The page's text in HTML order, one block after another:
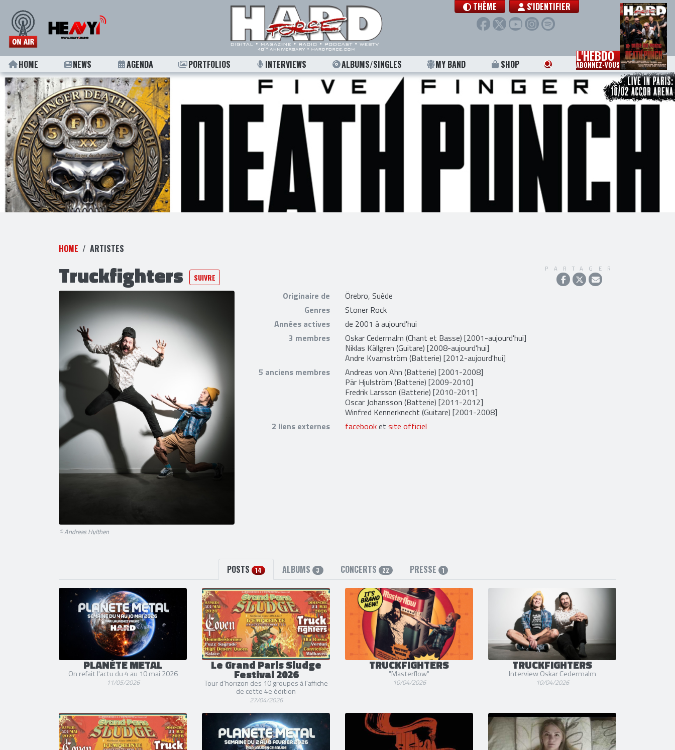
THÈME S'IDENTIFIER
HOME NEWS AGENDA PORTFOLIOS INTERVIEWS ALBUMS/SINGLES MY BAND SHOP L'HEBDO
ABONNEZ-VOUS
HOME ARTISTES
Truckfighters SUIVRE
PARTAGER
© Andreas Hylthen
Originaire de
Örebro, Suède
Genres
Stoner Rock
Années actives
de 2001 à aujourd'hui
3 membres
Oskar Cedermalm (Chant et Basse) [2001-aujourd'hui]
Niklas Källgren (Guitare) [2008-aujourd'hui]
Andre Kvarnström (Batterie) [2012-aujourd'hui]
5 anciens membres
Andreas von Ahn (Batterie) [2001-2008]
Pär Hjulström (Batterie) [2009-2010]
Fredrik Larsson (Batterie) [2010-2011]
Oscar Johansson (Batterie) [2011-2012]
Winfred Kennerknecht (Guitare) [2001-2008]
2 liens externes
facebooket site officiel
POSTS 14 ALBUMS 3 CONCERTS 22 PRESSE 1
PLANÈTE METAL
On refait l'actu du 4 au 10 mai 2026
11/05/2026
Le Grand Paris Sludge
Festival 2026
Tour d'horizon des 10 groupes à l'affiche
de cette 4e édition
27/04/2026
TRUCKFIGHTERS
"Masterflow"
10/04/2026
TRUCKFIGHTERS
Interview Oskar Cedermalm
10/04/2026